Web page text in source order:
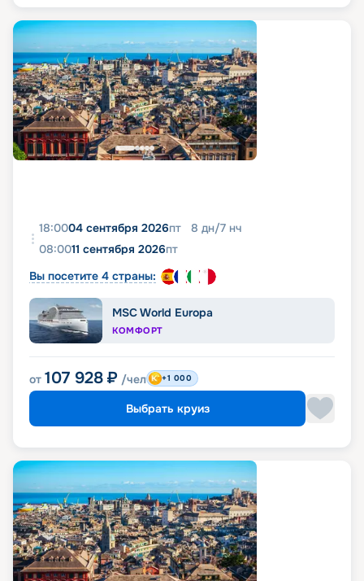
18:0004 сентября 2026пт 8 дн/7 нч
08:0011 сентября 2026пт
Вы посетите 4 страны:
MSC World Europa
КОМФОРТ
от 107 928 ₽ /чел +1 000
Выбрать круиз